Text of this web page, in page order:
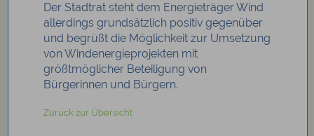
Der Stadtrat steht dem Energieträger Wind
allerdings grundsätzlich positiv gegenüber
und begrüßt die Möglichkeit zur Umsetzung
von Windenergieprojekten mit
größtmöglicher Beteiligung von
Bürgerinnen und Bürgern.
Zurück zur Übersicht